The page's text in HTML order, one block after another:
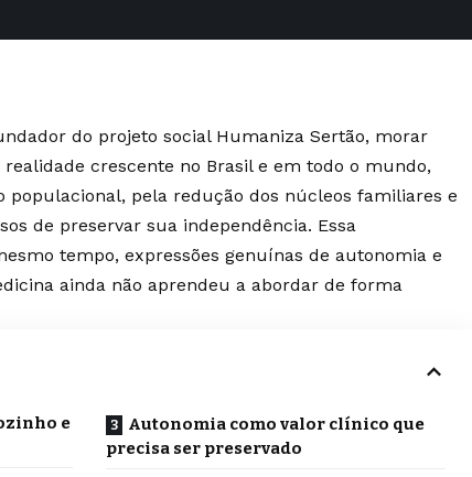
do projeto social Humaniza Sertão, morar
crescente no Brasil e em todo o mundo,
populacional, pela redução dos núcleos familiares e
de preservar sua independência. Essa
tempo, expressões genuínas de autonomia e
ainda não aprendeu a abordar de forma
e
Autonomia como valor clínico que
precisa ser preservado